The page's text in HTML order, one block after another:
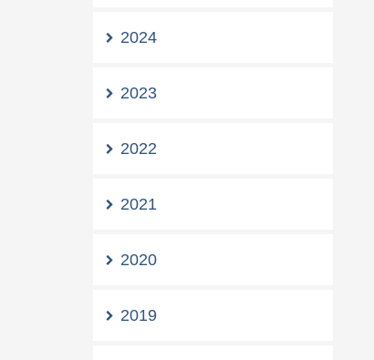
2024
2023
2022
2021
2020
2019